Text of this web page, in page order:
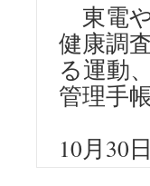
東電
健康調
る運動
管理手
10月